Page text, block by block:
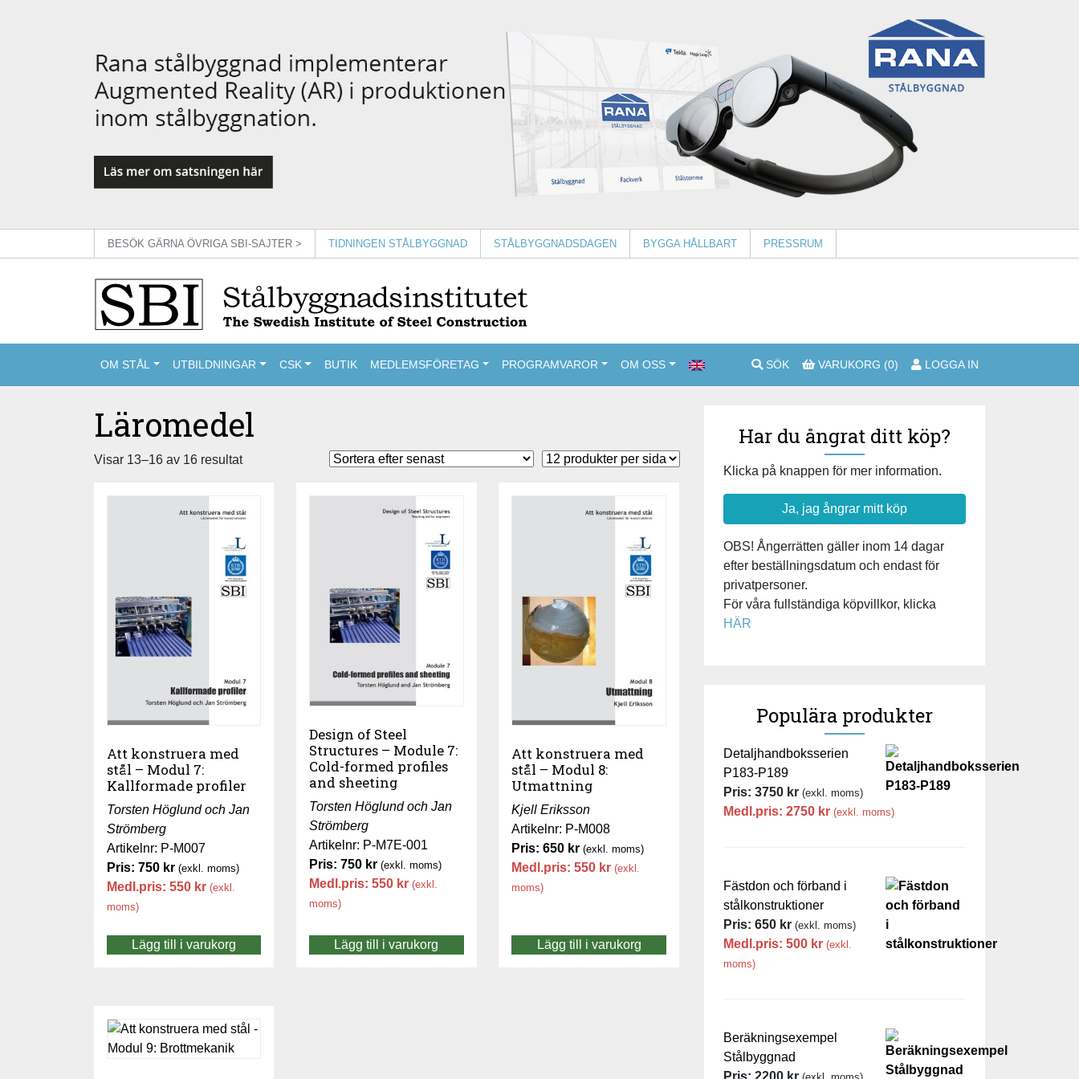
BESÖK GÄRNA ÖVRIGA SBI-SAJTER > TIDNINGEN STÅLBYGGNAD STÅLBYGGNADSDAGEN BYGGA HÅLLBART PRESSRUM
OM STÅL UTBILDNINGAR CSK BUTIK MEDLEMSFÖRETAG PROGRAMVAROR OM OSS SÖK VARUKORG (0) LOGGA IN
Läromedel
Visar 13–16 av 16 resultatSortera
Att konstruera med
stål – Modul 7:
Kallformade profiler
Torsten Höglund och Jan
Strömberg
Artikelnr: P-M007
Pris: 750 kr (exkl. moms)
Medl.pris: 550 kr (exkl.
moms)
Lägg till i varukorg
Design of Steel
Structures – Module 7:
Cold-formed profiles
and sheeting
Torsten Höglund och Jan
Strömberg
Artikelnr: P-M7E-001
Pris:750 kr (exkl. moms)
Medl.pris:550 kr (exkl.
moms)
Lägg till i varukorg
Att konstruera med
stål – Modul 8:
Utmattning
Kjell Eriksson
Artikelnr: P-M008
Pris:650 kr (exkl. moms)
Medl.pris:550 kr (exkl.
moms)
Lägg till i varukorg
Har du ångrat ditt köp?
Klicka på knappen för mer information.
Ja, jag ångrar mitt köp
OBS! Ångerrätten gäller inom 14 dagar
efter beställningsdatum och endast för
privatpersoner.
För våra fullständiga köpvillkor, klicka
HÄR
Populära produkter
Detaljhandboksserien
P183-P189
Pris: 3750 kr (exkl. moms)
Medl.pris: 2750 kr (exkl. moms)
Fästdon och förband i
stålkonstruktioner
Pris: 650 kr (exkl. moms)
Medl.pris: 500 kr (exkl.
moms)
Beräkningsexempel
Stålbyggnad
Pris: 2200 kr